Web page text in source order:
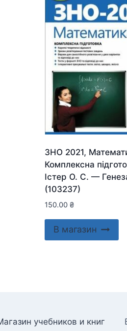
ЗНО 2021,
Комплексна
Істер О. С. —
(103237)
150.00 ₴
В магазин
учебников и книг